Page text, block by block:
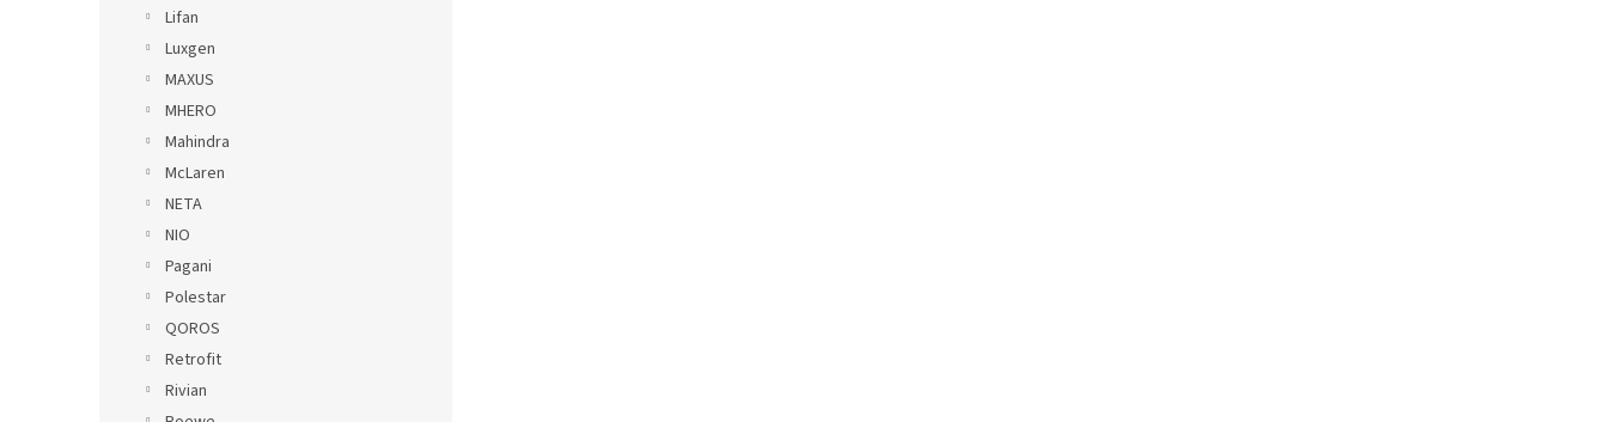
Lifan
Luxgen
MAXUS
MHERO
Mahindra
McLaren
NETA
NIO
Pagani
Polestar
QOROS
Retrofit
Rivian